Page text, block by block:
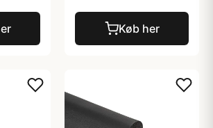
Køb her